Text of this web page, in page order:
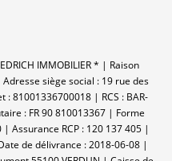
IMMOBILIER * | Raison
Adresse siège social : 19 rue des
: 81001336700018 | RCS : BAR-
: FR 90 810013367 | Forme
Assurance RCP : 120 137 405 |
de délivrance : 2018-06-08 |